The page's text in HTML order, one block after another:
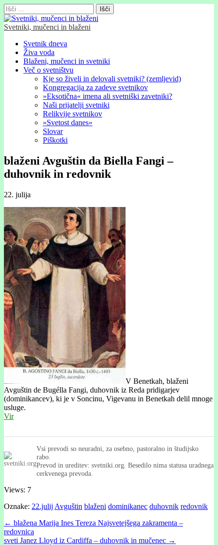
Išči:
Svetniki, mučenci in blaženi
Glavni
meni
Skip
content
Svetnik dneva
Živa voda
Blaženi, mučenci in svetniki
Več o svetništvu
Kje so živeli in delovali svetniki? (zemljevid)
Kongregacija za zadeve svetnikov
»Eksotična« imena ali svetniški zavetniki?
Naši prijatelji svetniki
Relikvije svetnikov
»Svetost danes«
Slovar
Piškotki
blaženi Avguštin da Biella Fangi –
duhovnik in redovnik
22. julija
V Benetkah, blaženi
Avguštin de Bugélla Fangi, duhovnik iz Reda pridigarjev
(dominikancev), ki je v Soncinu, Vigevanu in Benetkah delil mnoge
usluge.
Vir
Vsi prevodi so neuradni, za osebno, pastoralno in študijsko
rabo.
Prevod in ureditev: svetniki.org. Besedilo nima statusa uradnega
cerkvenega prevoda.
Views: 7
Oznake: 22.julij Avguštin blaženi dominikanec duhovnik redovnik
Post
navigation
← blažena Marija Ines Tereza Najsvetejšega zakramenta –
redovnica
sveti Janez Lloyd iz Cardiffa – duhovnik in mučenec →